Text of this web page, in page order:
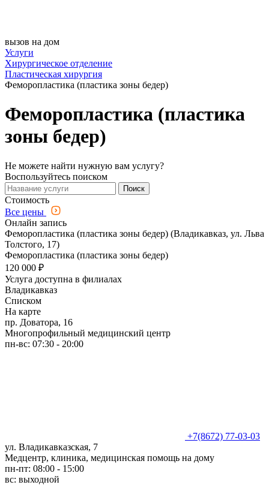
вызов на дом
Услуги
Хирургическое отделение
Пластическая хирургия
Феморопластика (пластика зоны бедер)
Феморопластика (пластика
зоны бедер)
Не можете найти нужную вам услугу?
Воспользуйтесь поиском
Поиск
Стоимость
Все цены
Онлайн запись
Феморопластика (пластика зоны бедер) (Владикавказ, ул. Льва
Толстого, 17)
Феморопластика (пластика зоны бедер)
120 000 ₽
Услуга доступна в филиалах
Владикавказ
Списком
На карте
пр. Доватора, 16
Многопрофильный медицинский центр
пн-вс: 07:30 - 20:00
+7(8672) 77-03-03
ул. Владикавказская, 7
Медцентр, клиника, медицинская помощь на дому
пн-пт: 08:00 - 15:00
вс: выходной